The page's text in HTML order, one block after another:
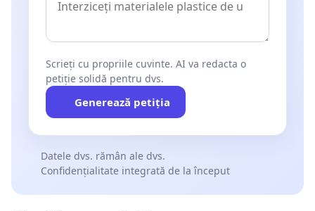
Scrieți cu propriile cuvinte. AI va redacta o
petiție solidă pentru dvs.
Generează petiția
Datele dvs. rămân ale dvs.
Confidențialitate integrată de la început